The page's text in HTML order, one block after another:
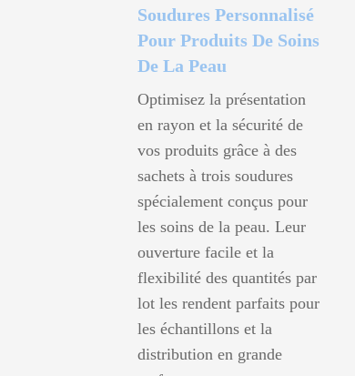
Soudures Personnalisé
Pour Produits De Soins
De La Peau
Optimisez la présentation
en rayon et la sécurité de
vos produits grâce à des
sachets à trois soudures
spécialement conçus pour
les soins de la peau. Leur
ouverture facile et la
flexibilité des quantités par
lot les rendent parfaits pour
les échantillons et la
distribution en grande